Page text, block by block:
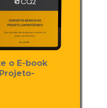
o E-book